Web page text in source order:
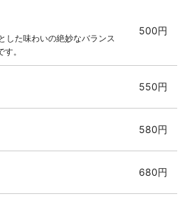
した味わいの絶妙なバランス
。
500円
550円
580円
680円